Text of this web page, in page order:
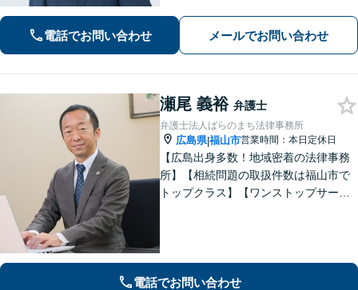
す。お困りの際は、ぜひご相談くださ
い。【弁護士歴20年以上】
電話でお問い合わせ メールでお問い合わせ
瀬尾 義裕 弁護士
弁護士法人ばらのまち法律事務所
広島県|福山市営業時間：本日定休日
【広島出身多数！地域密着の法律事務
所】【相続問題の取扱件数は福山市で
トップクラス】【ワンストップサービ
遺言・相続、債務整理など、幅広い分
野に対応」
電話でお問い合わせ